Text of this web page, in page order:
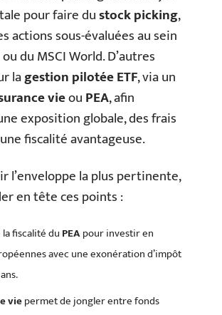
pour faire dustock picking,
actions sous-évaluées au sein
du MSCI World. D’autres
lagestion pilotée ETF, via un
vieouPEA, afin
exposition globale, des frais
fiscalité avantageuse.
l’enveloppe la plus pertinente,
en tête ces points :
fiscalité du PEApour investir en
avec une exonération d’impôt
viepermet de jongler entre fonds